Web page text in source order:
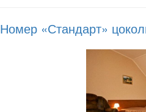
Номер «Стандарт»